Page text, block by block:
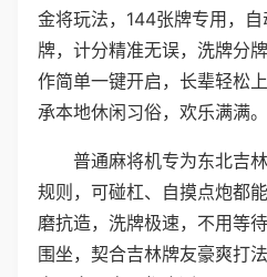
金将玩法，144张牌专用，
牌，计分精准无误，洗牌分
作简单一键开启，长辈轻松
承本地休闲习俗，欢乐满满。
普通麻将机专为东北吉
规则，可碰杠、自摸点炮都
磨抗造，洗牌极速，不用等
围坐，契合吉林牌友豪爽打